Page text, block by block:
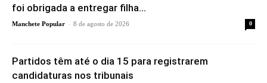
foi obrigada a entregar filha...
Manchete Popular - 8 de agosto de 2026 0
Partidos têm até o dia 15 para registrarem
candidaturas nos tribunais